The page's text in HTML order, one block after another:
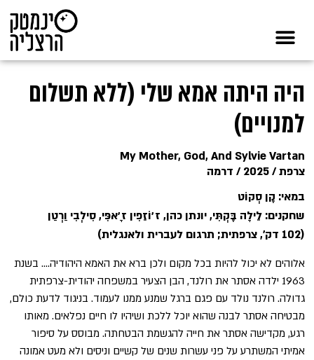
היה היתה אמא שלי (ללא תשלום
למנויים)
My Mother, God, And Sylvie Vartan
צרפת / 2025 / דרמה
במאי: קֶן סְקוֹט
שחקנים: לֵילָה בֶּקְתִּי, יונתן כהן, ז׳וֹזֵפִין ז׳ָאפִּי, סִילְבִי וַרְטַן
(102 דק', צרפתית; תרגום לעברית ולאנגלית)
אלוהים לא יכול להיות בכל מקום ולכן ברא את האמא היהודיה…. בשנת
1963 ילדה אסתר את רולנד, הבן הצעיר במשפחה יהודית-צרפתית
גדולה. רולנד נולד עם פגם ברגל שמנע ממנו לעמוד. בניגוד לדעת כולם,
מבטיחה אסתר לבנה שהוא יוכל ללכת ושיהיו לו חיים נפלאים. מאותו
רגע, מקדישה אסתר את חייה להגשמת הבטחתה. מבוסס על סיפור
אמיתי המשתרע על פני עשרות שנים של קשיים וניסים ולא מעט אמונה